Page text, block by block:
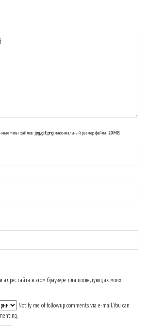
типы файлов:jpg, gif, png, максимальный размер файла:20MB.
адрес сайта в этом браузере для последующих моих
Notify me of followup comments via e-mail. You can